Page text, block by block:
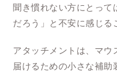
聞き慣れない方にとって
だろう」と不安に感じる
アタッチメントは、マウ
届けるための小さな補